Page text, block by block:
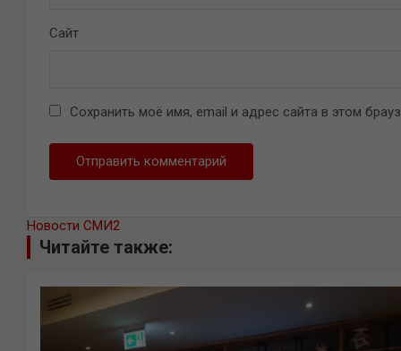
Сайт
Сохранить моё имя, email и адрес сайта в этом
Новости СМИ2
Читайте также: